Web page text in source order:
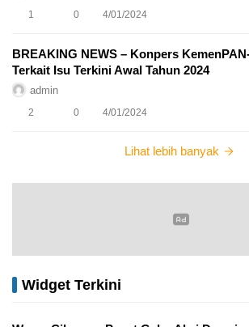
1 0 4/01/2024
BREAKING NEWS – Konpers
Terkait Isu Terkini Awal Tahun 2024
admin
2 0 4/01/2024
Lihat lebih banyak
Widget Terkini